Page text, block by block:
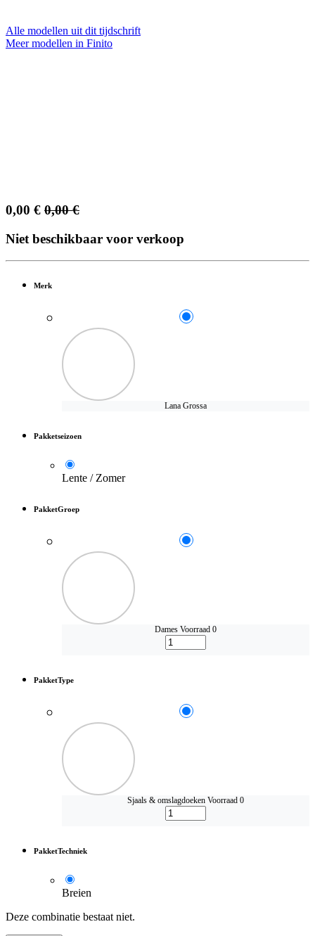
Alle modellen uit dit tijdschrift
Meer modellen in Finito
0,00 € 0,00€
Niet beschikbaar voor verkoop
Merk
Lana Grossa
Pakketseizoen
Lente / Zomer
PakketGroep
Dames Voorraad 0
PakketType
Sjaals & omslagdoeken Voorraad 0
PakketTechniek
Breien
Deze combinatie bestaat niet.